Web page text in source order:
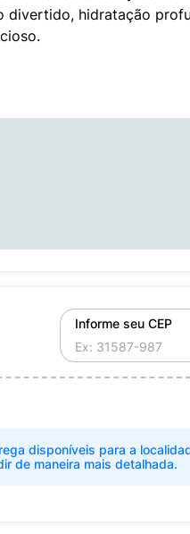
divertido, hidratação
Informe seu CEP
disponíveis para a
de maneira mais detalhada.